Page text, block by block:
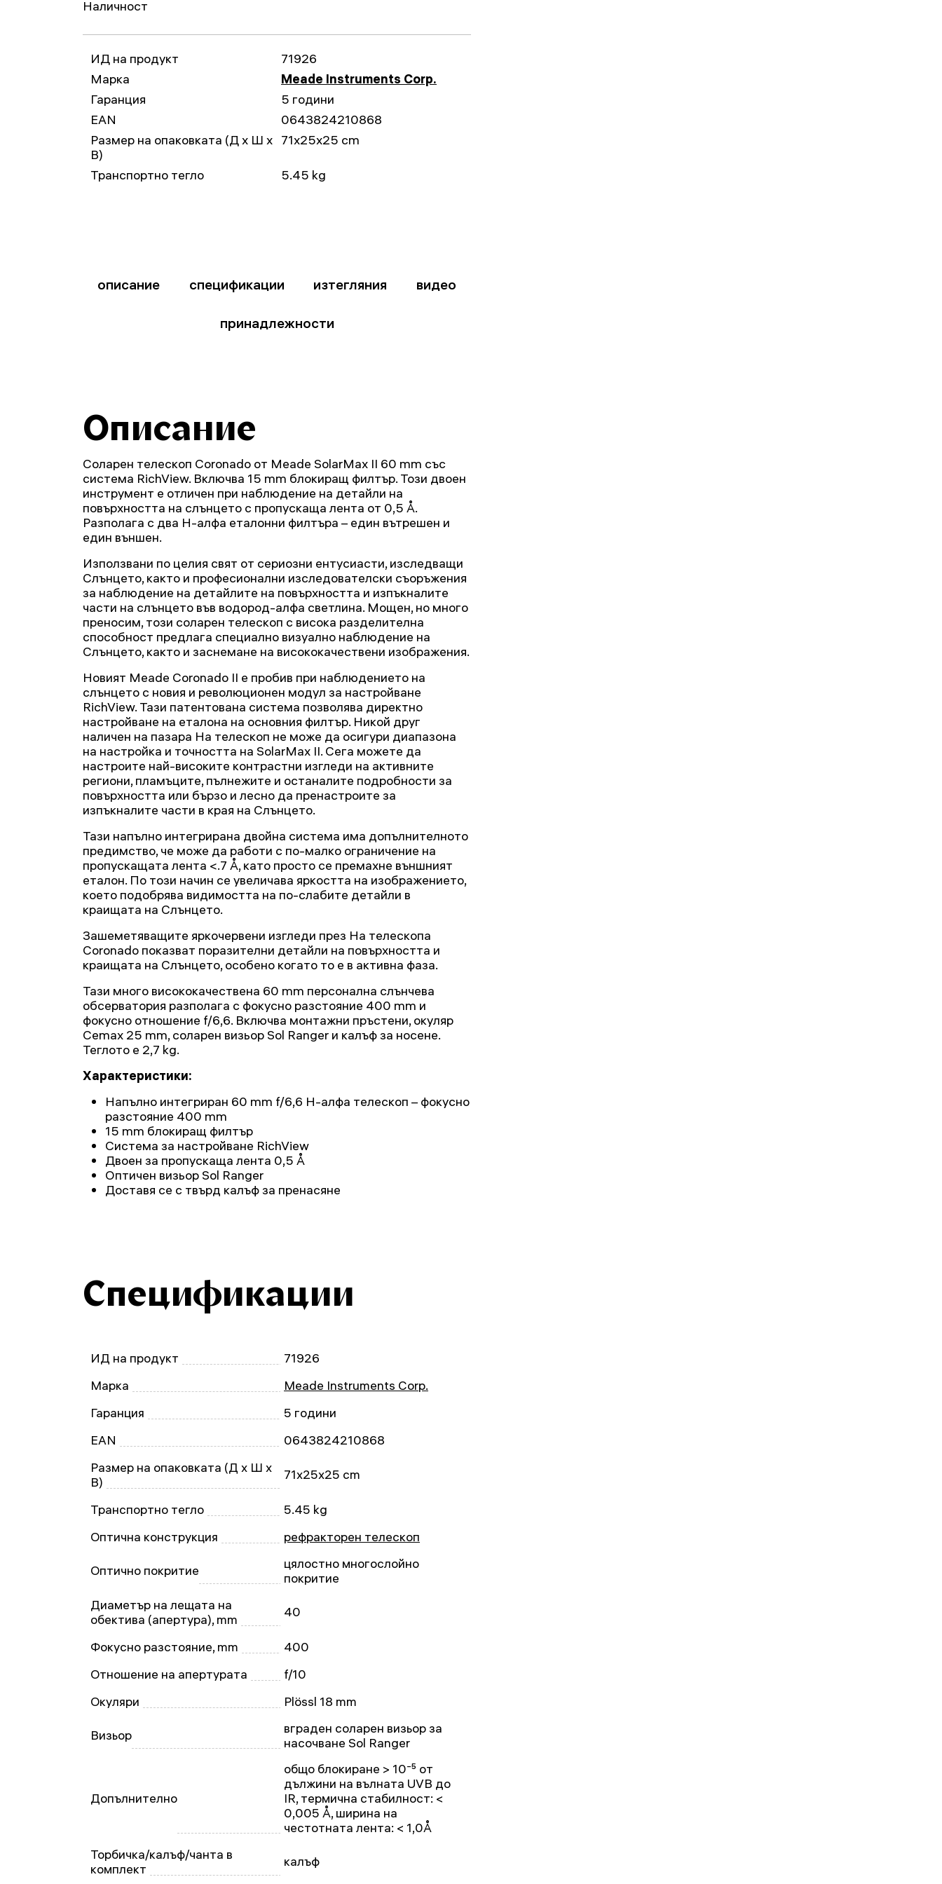
Наличност
ИД на продукт
71926
Марка
Meade Instruments Corp.
Гаранция
5 години
EAN
0643824210868
Размер на опаковката (Д x Ш x
В)
71x25x25 cm
Транспортно тегло 5.45 kg
описание спецификации изтегляния видео
принадлежности
Описание
Соларен телескоп Coronado от Meade SolarMax II 60 mm със
система RichView. Включва 15 mm блокиращ филтър. Този двоен
инструмент е отличен при наблюдение на детайли на
повърхността на слънцето с пропускаща лента от 0,5 Å.
Разполага с два H-алфа еталонни филтъра – един вътрешен и
един външен.
Използвани по целия свят от сериозни ентусиасти, изследващи
Слънцето, както и професионални изследователски съоръжения
за наблюдение на детайлите на повърхността и изпъкналите
части на слънцето във водород-алфа светлина. Мощен, но много
преносим, този соларен телескоп с висока разделителна
способност предлага специално визуално наблюдение на
Слънцето, както и заснемане на висококачествени изображения.
Новият Meade Coronado II е пробив при наблюдението на
слънцето с новия и революционен модул за настройване
RichView. Тази патентована система позволява директно
настройване на еталона на основния филтър. Никой друг
наличен на пазара Ha телескоп не може да осигури диапазона
на настройка и точността на SolarMax II. Сега можете да
настроите най-високите контрастни изгледи на активните
региони, пламъците, пълнежите и останалите подробности за
повърхността или бързо и лесно да пренастроите за
изпъкналите части в края на Слънцето.
Тази напълно интегрирана двойна система има допълнителното
предимство, че може да работи с по-малко ограничение на
пропускащата лента <.7 Å, като просто се премахне външният
еталон. По този начин се увеличава яркостта на изображението,
което подобрява видимостта на по-слабите детайли в
краищата на Слънцето.
Зашеметяващите яркочервени изгледи през Ha телескопа
Coronado показват поразителни детайли на повърхността и
краищата на Слънцето, особено когато то е в активна фаза.
Тази много висококачествена 60 mm персонална слънчева
обсерватория разполага с фокусно разстояние 400 mm и
фокусно отношение f/6,6. Включва монтажни пръстени, окуляр
Cemax 25 mm, соларен визьор Sol Ranger и калъф за носене.
Теглото е 2,7 kg.
Характеристики:
Напълно интегриран 60 mm f/6,6 H-алфа телескоп – фокусно
разстояние 400 mm
15 mm блокиращ филтър
Система за настройване RichView
Двоен за пропускаща лента 0,5 Å
Оптичен визьор Sol Ranger
Доставя се с твърд калъф за пренасяне
Спецификации
ИД на продукт
71926
Марка
Meade Instruments Corp.
Гаранция
5 години
EAN
0643824210868
Размер на опаковката (Д x Ш x
В)
71x25x25 cm
Транспортно тегло
5.45 kg
Оптична конструкция
рефракторен телескоп
Оптично покритие
цялостно многослойно
покритие
Диаметър на лещата на
обектива (апертура), mm
40
Фокусно разстояние, mm
400
Отношение на апертурата
f/10
Окуляри
Plössl 18 mm
Визьор
вграден соларен визьор за
насочване Sol Ranger
Допълнително
общо блокиране > 10⁻⁵ от
дължини на вълната UVB до
IR, термична стабилност: <
0,005 Å, ширина на
честотната лента: < 1,0Å
Торбичка/калъф/чанта в
комплект
калъф